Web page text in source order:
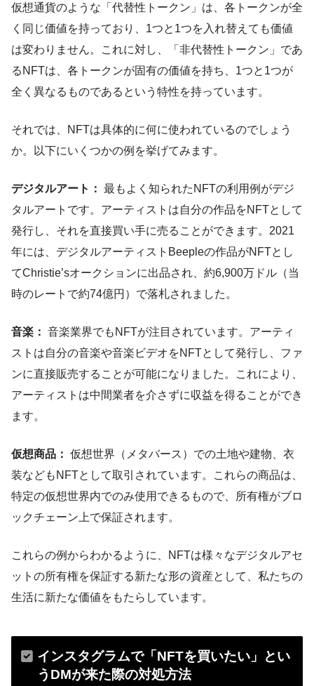
仮想通貨のような「代替性トークン」は、各トークンが全
く同じ価値を持っており、1つと1つを入れ替えても価値
は変わりません。これに対し、「非代替性トークン」であ
るNFTは、各トークンが固有の価値を持ち、1つと1つが
全く異なるものであるという特性を持っています。
それでは、NFTは具体的に何に使われているのでしょう
か。以下にいくつかの例を挙げてみます。
デジタルアート： 最もよく知られたNFTの利用例がデジ
タルアートです。アーティストは自分の作品をNFTとして
発行し、それを直接買い手に売ることができます。2021
年には、デジタルアーティストBeepleの作品がNFTとし
てChristie’sオークションに出品され、約6,900万ドル（当
時のレートで約74億円）で落札されました。
音楽： 音楽業界でもNFTが注目されています。アーティ
ストは自分の音楽や音楽ビデオをNFTとして発行し、ファ
ンに直接販売することが可能になりました。これにより、
アーティストは中間業者を介さずに収益を得ることができ
ます。
仮想商品： 仮想世界（メタバース）での土地や建物、衣
装などもNFTとして取引されています。これらの商品は、
特定の仮想世界内でのみ使用できるもので、所有権がブロ
ックチェーン上で保証されます。
これらの例からわかるように、NFTは様々なデジタルアセ
ットの所有権を保証する新たな形の資産として、私たちの
生活に新たな価値をもたらしています。
インスタグラムで「NFTを買いたい」とい
うDMが来た際の対処方法